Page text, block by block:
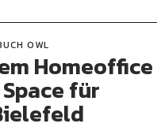
OWL
für